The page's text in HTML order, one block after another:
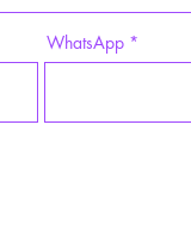
WhatsApp